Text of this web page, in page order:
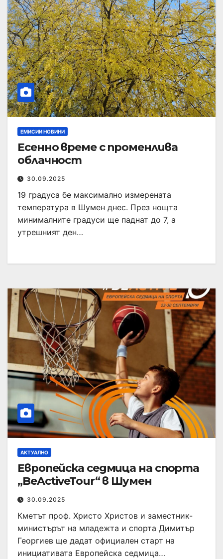
ЕМИСИИ НОВИНИ
Есенно време с променлива
облачност
30.09.2025
19 градуса бе максимално измерената
температура в Шумен днес. През нощта
минималните градуси ще паднат до 7, а
утрешният ден…
АКТУАЛНО
Европейска седмица на спорта
„BeActiveTour“ в Шумен
30.09.2025
Кметът проф. Христо Христов и заместник-
министърът на младежта и спорта Димитър
Георгиев ще дадат официален старт на
инициативата Европейска седмица…